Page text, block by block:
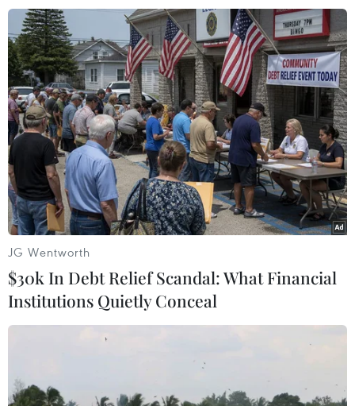
Dự trữ dầu thô của Mỹ giảm đẩy giá dầu
thế giới tăng 4% trong tuần qua
16/03/2024 10:47
Phiên 15/3, giá dầu thô ngọt nhẹ WTI của Mỹ giao
tháng 4/2024 giảm 22 xu Mỹ, hay 0,3%, xuống chốt
phiên cuối tuần ở mức 81,04 USD/thùng tại Sàn giao
JG Wentworth
$30k In Debt Relief Scandal: What Financial
Institutions Quietly Conceal